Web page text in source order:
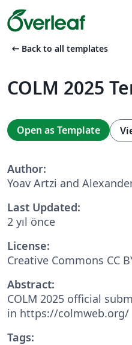
arrow_left_alt Back to all templates
COLM 2025
Open as Template
Author:
Yoav Artzi and
Last Updated:
2 yıl önce
License:
Creative Commons CC
Abstract:
COLM 2025 official
in https://colmweb.org/
Tags: